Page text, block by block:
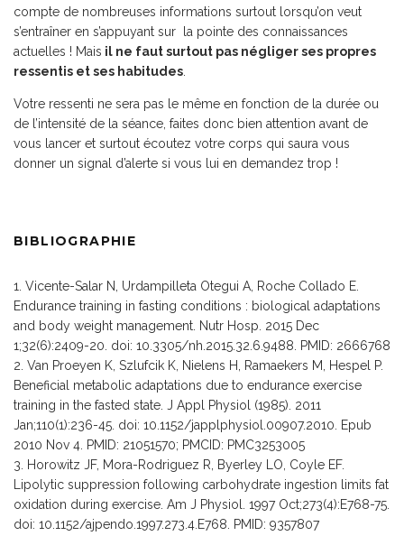
compte de nombreuses informations surtout lorsqu’on veut
s’entraîner en s’appuyant sur la pointe des connaissances
actuelles ! Mais il ne faut surtout pas négliger ses propres
ressentis et ses habitudes
Votre ressenti ne sera pas le même en fonction de la durée ou
de l’intensité de la séance, faites donc bien attention avant de
vous lancer et surtout écoutez votre corps qui saura vous
donner un signal d’alerte si vous lui en demandez trop !
BIBLIOGRAPHIE
Vicente-Salar N, Urdampilleta Otegui A, Roche Collado E.
Endurance training in fasting conditions : biological adaptations
and body weight management. Nutr Hosp. 2015 Dec
1;32(6):2409-20. doi: 10.3305/nh.2015.32.6.9488. PMID: 2666768
Van Proeyen K, Szlufcik K, Nielens H, Ramaekers M, Hespel P.
Beneficial metabolic adaptations due to endurance exercise
training in the fasted state. J Appl Physiol (1985). 2011
Jan;110(1):236-45. doi: 10.1152/japplphysiol.00907.2010. Epub
2010 Nov 4. PMID: 21051570; PMCID: PMC3253005
Horowitz JF, Mora-Rodriguez R, Byerley LO, Coyle EF.
Lipolytic suppression following carbohydrate ingestion limits fat
oxidation during exercise. Am J Physiol. 1997 Oct;273(4):E768-75.
doi: 10.1152/ajpendo.1997.273.4.E768. PMID: 9357807